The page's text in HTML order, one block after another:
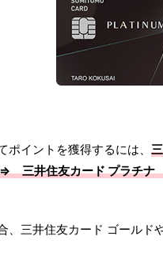
イントを獲得するには、
三井住友カード プラチナ
、三井住友カード ゴールド